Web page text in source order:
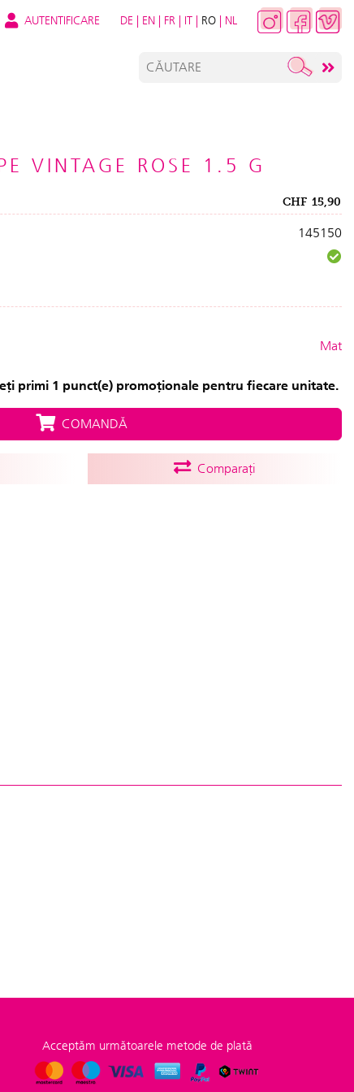
AUTENTIFICARE DE | EN | FR | IT | RO | NL
VINTAGE ROSE 1.5 G
CHF 15,90
145150
Mat
primi 1 punct(e) promoționale pentru fiecare unitate.
COMANDĂ
Comparați
Acceptăm următoarele metode de plată